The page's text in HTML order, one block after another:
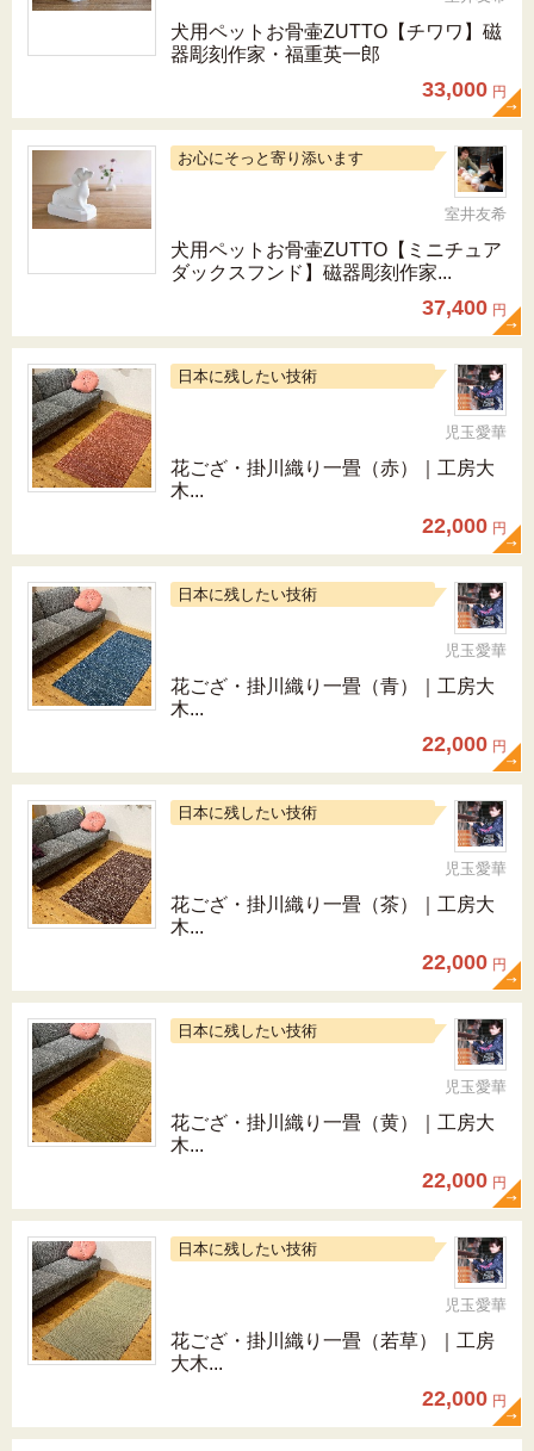
犬用ペットお骨壷ZUTTO【チワワ】磁
器彫刻作家・福重英一郎
33,000 円
お心にそっと寄り添います
室井友希
犬用ペットお骨壷ZUTTO【ミニチュア
ダックスフンド】磁器彫刻作家...
37,400 円
日本に残したい技術
児玉愛華
花ござ・掛川織り一畳（赤）｜工房大
木...
22,000 円
日本に残したい技術
児玉愛華
花ござ・掛川織り一畳（青）｜工房大
木...
22,000 円
日本に残したい技術
児玉愛華
花ござ・掛川織り一畳（茶）｜工房大
木...
22,000 円
日本に残したい技術
児玉愛華
花ござ・掛川織り一畳（黄）｜工房大
木...
22,000 円
日本に残したい技術
児玉愛華
花ござ・掛川織り一畳（若草）｜工房
大木...
22,000 円